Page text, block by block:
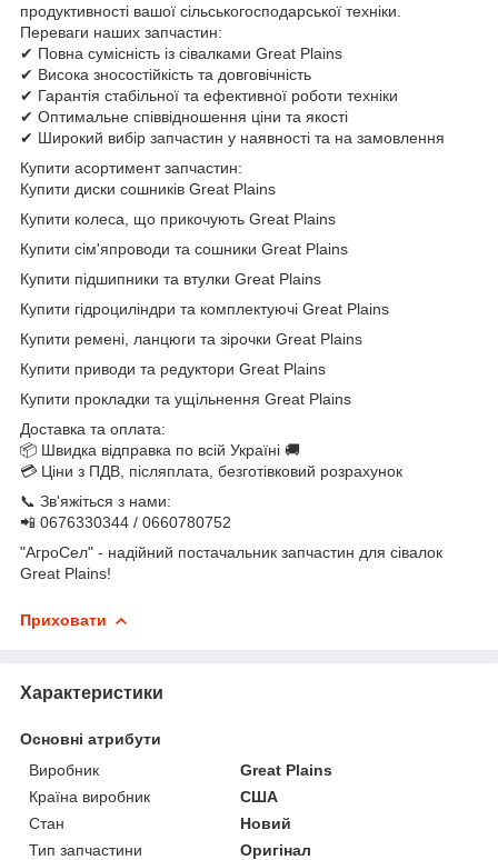
продуктивності вашої сільськогосподарської техніки.
Переваги наших запчастин:
✔ Повна сумісність із сівалками Great Plains
✔ Висока зносостійкість та довговічність
✔ Гарантія стабільної та ефективної роботи техніки
✔ Оптимальне співвідношення ціни та якості
✔ Широкий вибір запчастин у наявності та на замовлення
Купити асортимент запчастин:
Купити диски сошників Great Plains
Купити колеса, що прикочують Great Plains
Купити сім'япроводи та сошники Great Plains
Купити підшипники та втулки Great Plains
Купити гідроциліндри та комплектуючі Great Plains
Купити ремені, ланцюги та зірочки Great Plains
Купити приводи та редуктори Great Plains
Купити прокладки та ущільнення Great Plains
Доставка та оплата:
📦 Швидка відправка по всій Україні 🚚
💳 Ціни з ПДВ, післяплата, безготівковий розрахунок
📞 Зв'яжіться з нами:
📲 0676330344 / 0660780752
"АгроСел" - надійний постачальник запчастин для сівалок
Great Plains!
Приховати
Характеристики
Основні атрибути
Виробник
Great Plains
Країна виробник
США
Стан
Новий
Тип запчастини
Оригінал